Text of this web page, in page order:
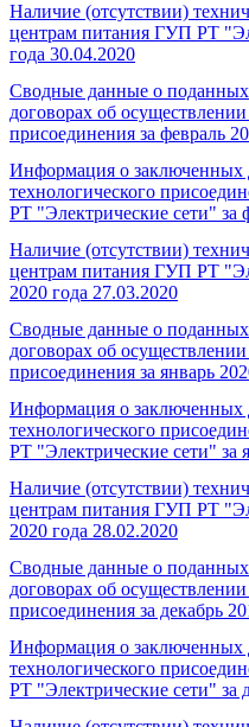
Наличие (отсутствии)
центрам питания ГУП РТ
года 30.04.2020
Сводные данные о
договорах об
присоединения за февраль
Информация о заключенных
технологического
РТ "Электрические сети" за
Наличие (отсутствии)
центрам питания ГУП РТ
2020 года 27.03.2020
Сводные данные о
договорах об
присоединения за январь
Информация о заключенных
технологического
РТ "Электрические сети" за
Наличие (отсутствии)
центрам питания ГУП РТ
2020 года 28.02.2020
Сводные данные о
договорах об
присоединения за декабрь
Информация о заключенных
технологического
РТ "Электрические сети" за